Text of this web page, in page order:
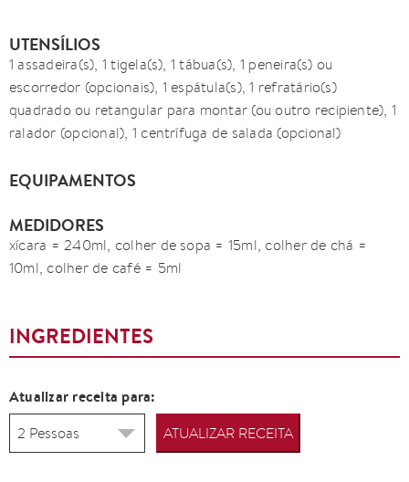
UTENSÍLIOS
1 assadeira(s), 1 tigela(s), 1 tábua(s), 1 peneira(s) ou
escorredor (opcionais), 1 espátula(s), 1 refratário(s)
quadrado ou retangular para montar (ou outro recipiente), 1
ralador (opcional), 1 centrífuga de salada (opcional)
EQUIPAMENTOS
MEDIDORES
xícara = 240ml, colher de sopa = 15ml, colher de chá =
10ml, colher de café = 5ml
INGREDIENTES
Atualizar receita para:
ATUALIZAR RECEITA